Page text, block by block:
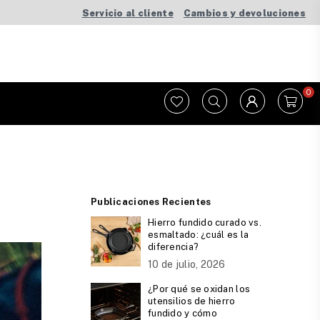
Servicio al cliente Cambios y devoluciones
0
Publicaciones Recientes
Hierro fundido curado vs.
esmaltado: ¿cuál es la
diferencia?
10 de julio, 2026
¿Por qué se oxidan los
utensilios de hierro
fundido y cómo